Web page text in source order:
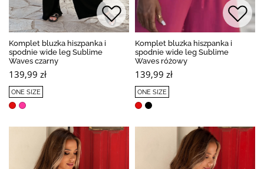
Komplet bluzka hiszpanka i
spodnie wide leg Sublime
Waves czarny
139,99 zł
ONE SIZE
Komplet bluzka hiszpanka i
spodnie wide leg Sublime
Waves różowy
139,99 zł
ONE SIZE